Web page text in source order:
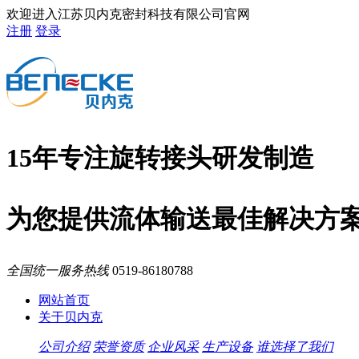
欢迎进入江苏贝内克密封科技有限公司官网
注册 登录
15年专注旋转接头研发制造
为您提供流体输送最佳解决方
全国统一服务热线0519-86180788
网站首页
关于贝内克
公司介绍 荣誉资质 企业风采 生产设备 谁选择了我们